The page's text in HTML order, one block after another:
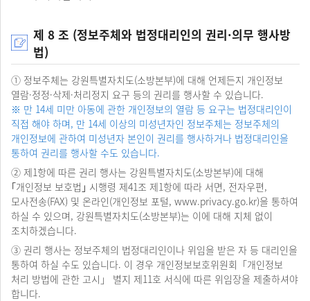
제 8 조 (정보주체와 법정대리인의 권리·의무 행사방
법)
① 정보주체는 강원특별자치도(소방본부)에 대해 언제든지 개인정보
열람·정정·삭제·처리정지 요구 등의 권리를 행사할 수 있습니다.
※ 만 14세 미만 아동에 관한 개인정보의 열람 등 요구는 법정대리인이
직접 해야 하며, 만 14세 이상의 미성년자인 정보주체는 정보주체의
개인정보에 관하여 미성년자 본인이 권리를 행사하거나 법정대리인을
통하여 권리를 행사할 수도 있습니다.
② 제1항에 따른 권리 행사는 강원특별자치도(소방본부)에 대해
｢개인정보 보호법｣ 시행령 제41조 제1항에 따라 서면, 전자우편,
모사전송(FAX) 및 온라인(개인정보 포털, www.privacy.go.kr)을 통하여
하실 수 있으며, 강원특별자치도(소방본부)는 이에 대해 지체 없이
조치하겠습니다.
③ 권리 행사는 정보주체의 법정대리인이나 위임을 받은 자 등 대리인을
통하여 하실 수도 있습니다. 이 경우 개인정보보호위원회「개인정보
처리 방법에 관한 고시」 별지 제11호 서식에 따른 위임장을 제출하셔야
합니다.